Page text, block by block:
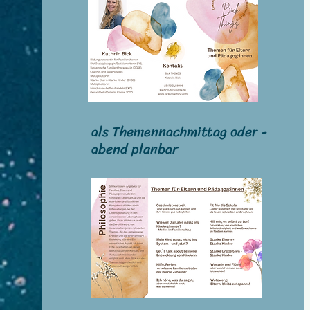
als Themennachmittag oder -
abend planbar